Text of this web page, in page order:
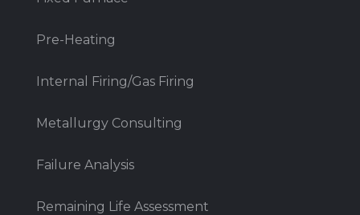
Pre-Heating
Internal Firing/Gas Firing
Metallurgy Consulting
Failure Analysis
Remaining Life Assessment